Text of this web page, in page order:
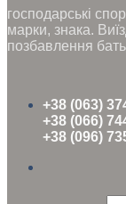
господарські
марки, знака.
позбавлення
+38 (063)
+38 (066)
+38 (096)